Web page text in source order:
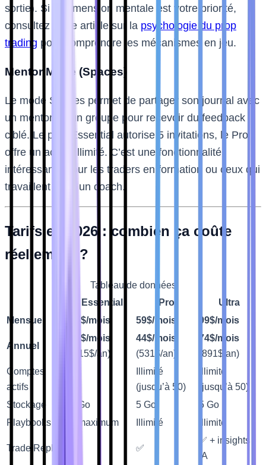
sortie). Si la dimension mentale est votre priorité,
consultez notre article sur la psychologie du prop
trading pour comprendre les mécanismes en jeu.
Mentor Mode (Spaces)
Le mode Spaces permet de partager son journal avec
un mentor ou un groupe pour recevoir du feedback
ciblé. Le plan Essential autorise 5 invitations, le Pro
offre un accès illimité. C’est une fonctionnalité
intéressante pour les traders en formation ou ceux qui
travaillent avec un coach.
Tarifs en 2026 : combien ça coûte
réellement ?
Tableau de données
Essential
Pro
Ultra
Mensuel
35$/mois 59$/mois 99$/mois
Annuel
26$/mois
(315$/an)
44$/mois
(531$/an)
74$/mois
(891$/an)
Comptes
actifs
Illimité
(jusqu’à 50)
Illimité
(jusqu’à 50)
Stockage
1 Go 5 Go
5 Go
Playbooks
3 maximum Illimité Illimité
Trade Replay ✅
✅ + insights
IA